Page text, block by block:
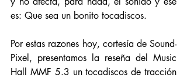
es: Que sea un bonito tocadiscos.
Por estas razones hoy, cortesía de Sound-
Pixel, presentamos la reseña del Music
Hall MMF 5.3 un tocadiscos de tracción